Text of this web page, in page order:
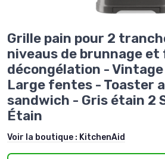
Grille pain pour 2
niveaus de brunnage
décongélation -
Large fentes - Toaster
sandwich - Gris étain 2
Étain
Voir la boutique : KitchenAid